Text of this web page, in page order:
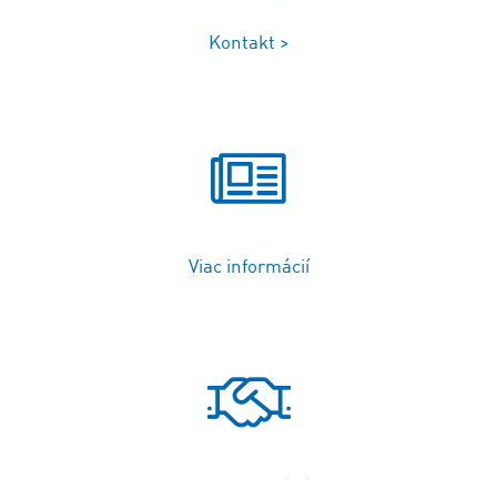
Kontakt >
Viac informácií